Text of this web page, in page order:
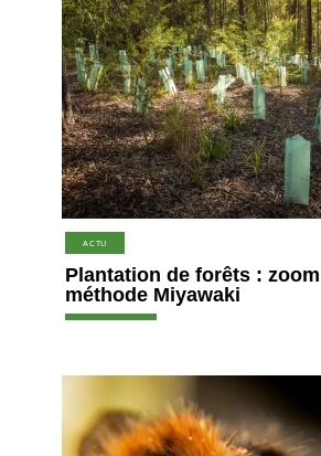
ACTU
Plantation de forêts :
méthode Miyawaki